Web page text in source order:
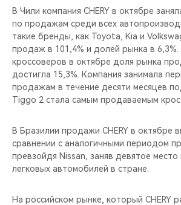
В Чили компания CHERY в октябре
по продажам среди всех
такие бренды, как Toyota, Kia и
продаж в 101,4% и долей рынка в 6,3%.
кроссоверов в октябре доля рынка
достигла 15,3%. Компания занимала
продажам в течение десяти месяцев
Tiggo 2 стала самым продаваемым
В Бразилии продажи CHERY в октябре
сравнении с аналогичными периодом
превзойдя Nissan, заняв девятое
легковых автомобилей в стране.
На российском рынке, который CHERY